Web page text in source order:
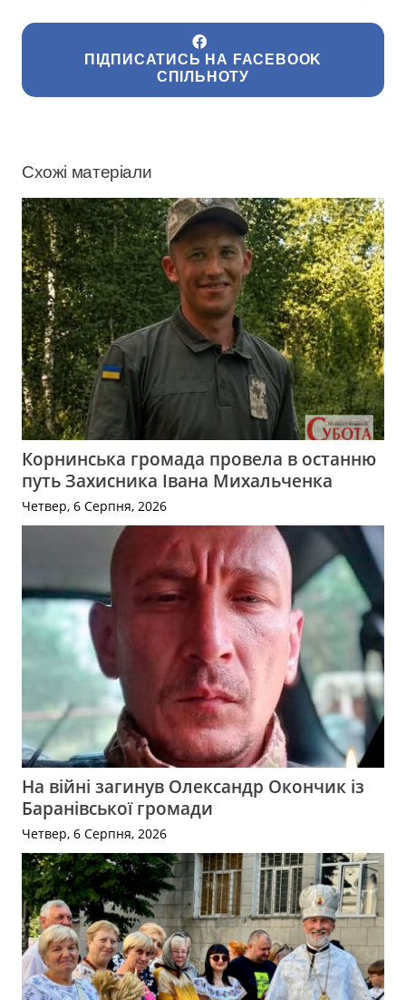
ПІДПИСАТИСЬ НА FACEBOOK
СПІЛЬНОТУ
Схожі матеріали
Корнинська громада провела в останню
путь Захисника Івана Михальченка
Четвер, 6 Серпня, 2026
На війні загинув Олександр Окончик із
Баранівської громади
Четвер, 6 Серпня, 2026